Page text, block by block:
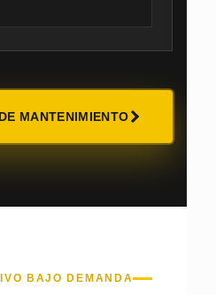
MANTENIMIENTO
BAJO DEMANDA